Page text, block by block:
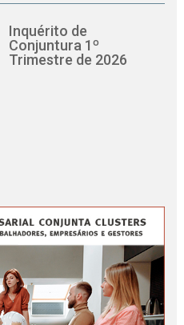
Inquérito de
Conjuntura 1º
Trimestre de 2026